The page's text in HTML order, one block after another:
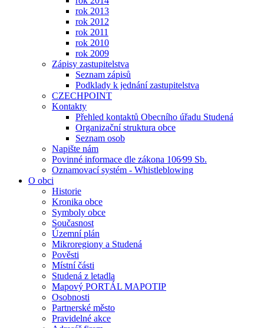
rok 2013
rok 2012
rok 2011
rok 2010
rok 2009
Zápisy zastupitelstva
Seznam zápisů
Podklady k jednání zastupitelstva
CZECHPOINT
Kontakty
Přehled kontaktů Obecního úřadu Studená
Organizační struktura obce
Seznam osob
Napište nám
Povinné informace dle zákona 106⁄99 Sb.
Oznamovací systém - Whistleblowing
O obci
Historie
Kronika obce
Symboly obce
Současnost
Územní plán
Mikroregiony a Studená
Pověsti
Místní části
Studená z letadla
Mapový PORTÁL MAPOTIP
Osobnosti
Partnerské město
Pravidelné akce